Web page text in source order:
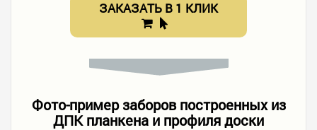
ЗАКАЗАТЬ В 1 КЛИК
Фото-пример заборов построенных из
ДПК планкена и профиля доски